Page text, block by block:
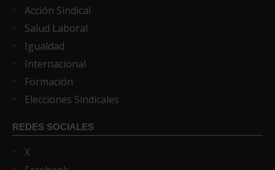
Acción Sindical
Salud Laboral
Igualdad
Internacional
Formación
Elecciones Sindicales
REDES SOCIALES
X